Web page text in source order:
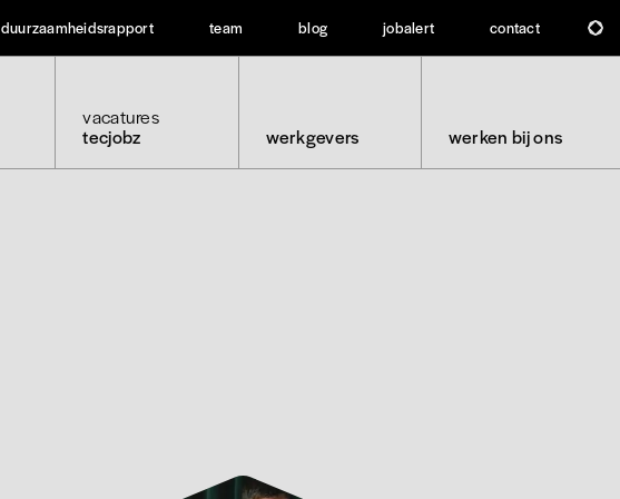
duurzaamheidsrapport team blog jobalert contact
vacatures
tecjobz werkgevers werken bij ons